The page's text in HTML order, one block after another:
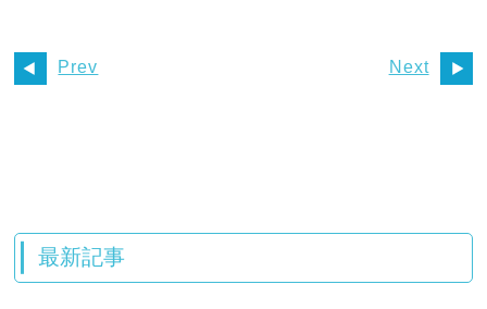
Prev Next
最新記事